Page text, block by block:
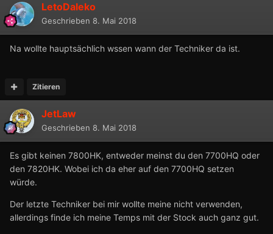
LetoDaleko
Geschrieben 8. Mai 2018
Na wollte hauptsächlich wssen wann der Techniker da ist.
Zitieren
JetLaw
Geschrieben 8. Mai 2018
Es gibt keinen 7800HK, entweder meinst du den 7700HQ oder
den 7820HK. Wobei ich da eher auf den 7700HQ setzen
würde.
Der letzte Techniker bei mir wollte meine nicht verwenden,
allerdings finde ich meine Temps mit der Stock auch ganz gut.